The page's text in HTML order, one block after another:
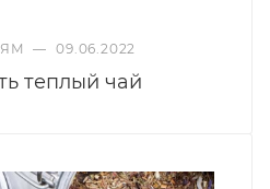
— 09.06.2022
теплый чай